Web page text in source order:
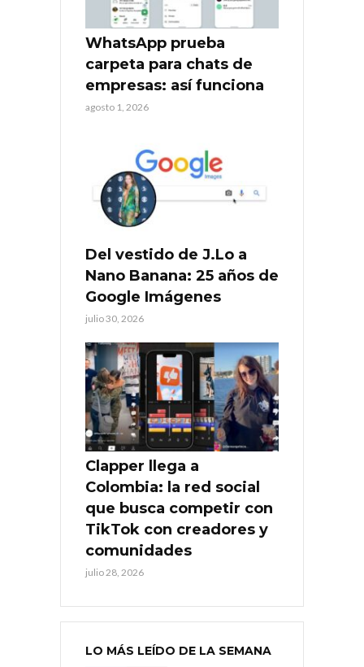
WhatsApp prueba
carpeta para chats de
empresas: así funciona
agosto 1, 2026
Del vestido de J.Lo a
Nano Banana: 25 años de
Google Imágenes
julio 30, 2026
Clapper llega a
Colombia: la red social
que busca competir con
TikTok con creadores y
comunidades
julio 28, 2026
LO MÁS LEÍDO DE LA SEMANA